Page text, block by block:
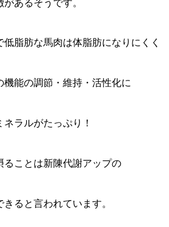
あるそうです。
低脂肪な馬肉は体脂肪になりにくく
機能の調節・維持・活性化に
ラルがたっぷり！
ることは新陳代謝アップの
ると言われています。